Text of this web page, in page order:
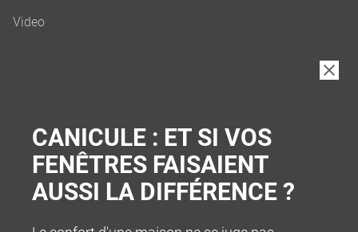
CANICULE : ET SI VOS
FENÊTRES FAISAIENT
AUSSI LA DIFFÉRENCE ?